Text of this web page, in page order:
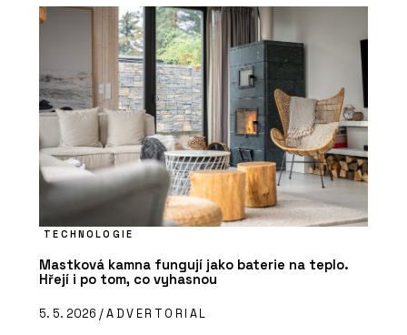
TECHNOLOGIE
Mastková kamna fungují jako baterie na teplo.
Hřejí i po tom, co vyhasnou
5. 5. 2026 /ADVERTORIAL